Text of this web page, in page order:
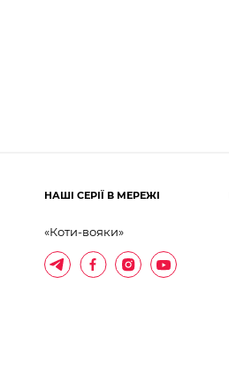
НАШІ СЕРІЇ В МЕРЕЖІ
«Коти-вояки»